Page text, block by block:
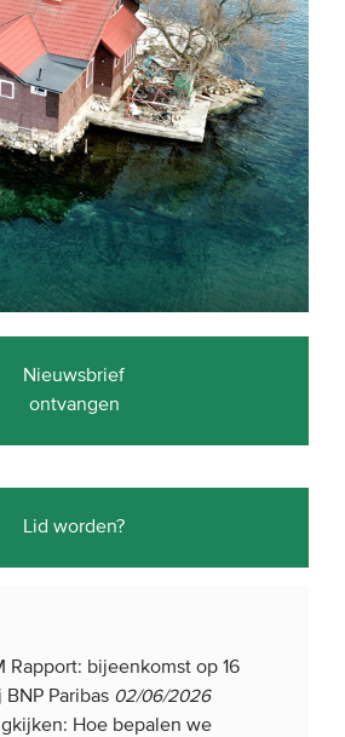
Nieuwsbrief
ontvangen
Lid worden?
Rapport: bijeenkomst op 16
Paribas 02/06/2026
Hoe bepalen we